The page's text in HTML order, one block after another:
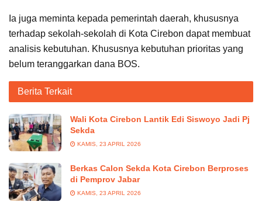
Ia juga meminta kepada pemerintah daerah, khususnya
terhadap sekolah-sekolah di Kota Cirebon dapat membuat
analisis kebutuhan. Khususnya kebutuhan prioritas yang
belum teranggarkan dana BOS.
Berita Terkait
Wali Kota Cirebon Lantik Edi Siswoyo Jadi Pj
Sekda
KAMIS, 23 APRIL 2026
Berkas Calon Sekda Kota Cirebon Berproses
di Pemprov Jabar
KAMIS, 23 APRIL 2026